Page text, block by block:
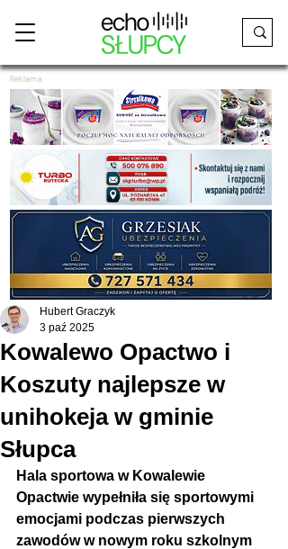
Reklama
Kowalewo Opactwo i
Koszuty najlepsze w
unihokeja w gminie
Słupca
Hubert Graczyk
3 paź 2025
Hala sportowa w Kowalewie
Opactwie wypełniła się sportowymi
emocjami podczas pierwszych
zawodów w nowym roku szkolnym